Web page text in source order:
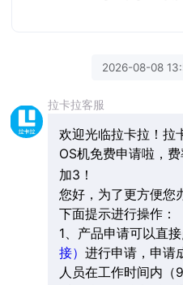
2026-08-08
拉卡拉客服
欢迎光临拉卡拉！拉
OS机免费申请啦，
加3！
您好，为了更方便您
下面提示进行操作：
1、产品申请可以直
接） 进行申请，申请
人员在工作时间内